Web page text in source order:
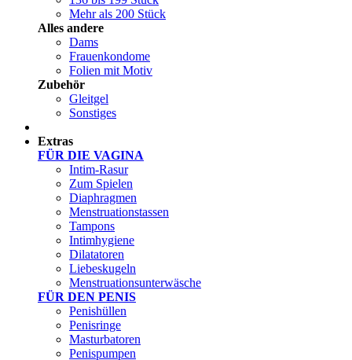
Mehr als 200 Stück
Alles andere
Dams
Frauenkondome
Folien mit Motiv
Zubehör
Gleitgel
Sonstiges
Extras
FÜR DIE VAGINA
Intim-Rasur
Zum Spielen
Diaphragmen
Menstruationstassen
Tampons
Intimhygiene
Dilatatoren
Liebeskugeln
Menstruationsunterwäsche
FÜR DEN PENIS
Penishüllen
Penisringe
Masturbatoren
Penispumpen